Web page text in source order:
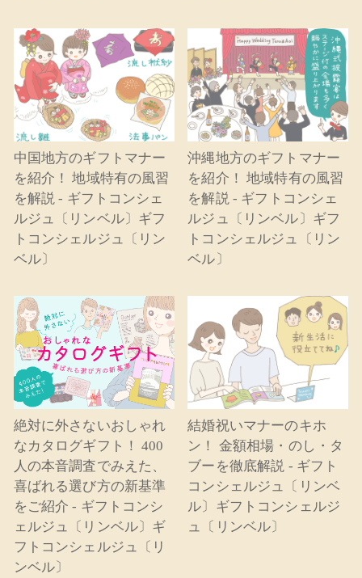
中国地方のギフトマナー
を紹介！ 地域特有の風習
を解説 - ギフトコンシェ
ルジュ〔リンベル〕ギフ
トコンシェルジュ〔リン
ベル〕
沖縄地方のギフトマナー
を紹介！ 地域特有の風習
を解説 - ギフトコンシェ
ルジュ〔リンベル〕ギフ
トコンシェルジュ〔リン
ベル〕
絶対に外さないおしゃれ
なカタログギフト！ 400
人の本音調査でみえた、
喜ばれる選び方の新基準
をご紹介 - ギフトコンシ
ェルジュ〔リンベル〕ギ
フトコンシェルジュ〔リ
ンベル〕
結婚祝いマナーのキホ
ン！ 金額相場・のし・タ
ブーを徹底解説 - ギフト
コンシェルジュ〔リンベ
ル〕ギフトコンシェルジ
ュ〔リンベル〕